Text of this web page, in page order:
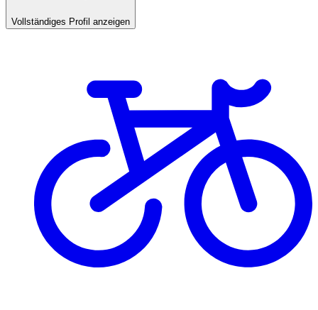
Vollständiges Profil anzeigen